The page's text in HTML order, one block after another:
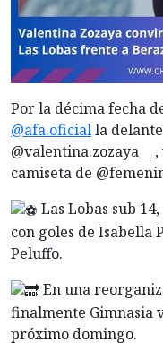
Por la décima fecha
@afa.oficialla
camiseta de
Las Lobas sub
con goles de Isabella
Peluffo.
En una
finalmente Gimnasia
próximo domingo.